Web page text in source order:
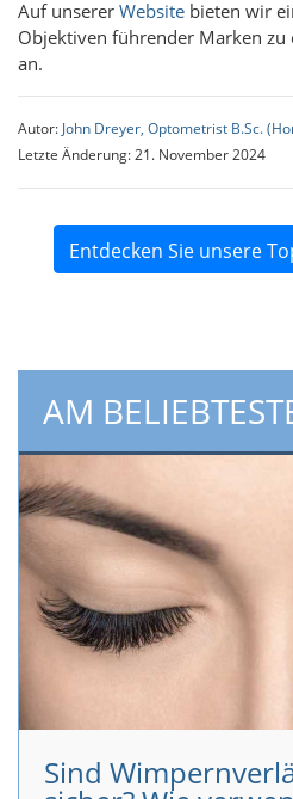
Auf unserer Website bieten wir
Objektiven führender Marken zu
an.
Autor: John Dreyer, Optometrist B.Sc.
Letzte Änderung: 21. November 2024
Entdecken Sie unsere
AM
Sind